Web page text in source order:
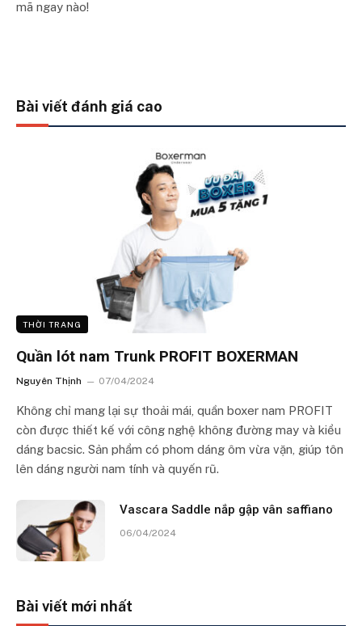
mã ngay nào!
Bài viết đánh giá cao
THỜI TRANG
Quần lót nam Trunk PROFIT BOXERMAN
Nguyên Thịnh 07/04/2024
Không chỉ mang lại sự thoải mái, quần boxer nam PROFIT
còn được thiết kế với công nghệ không đường may và kiểu
dáng bacsic. Sản phẩm có phom dáng ôm vừa vặn, giúp tôn
lên dáng người nam tính và quyến rũ.
Vascara Saddle nắp gập vân saffiano
06/04/2024
Bài viết mới nhất